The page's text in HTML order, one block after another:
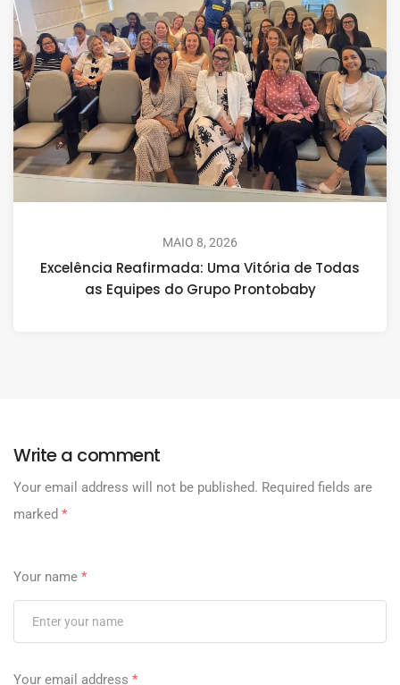
MAIO 8, 2026
Excelência Reafirmada: Uma Vitória de Todas
as Equipes do Grupo Prontobaby
Write a comment
Your email address will not be published. Required fields are
marked *
Your name *
Your email address *